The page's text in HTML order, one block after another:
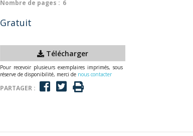
Nombre de pages : 6
Gratuit
Télécharger
Pour recevoir plusieurs exemplaires imprimés, sous
réserve de disponibilité, merci de nous contacter
PARTAGER :